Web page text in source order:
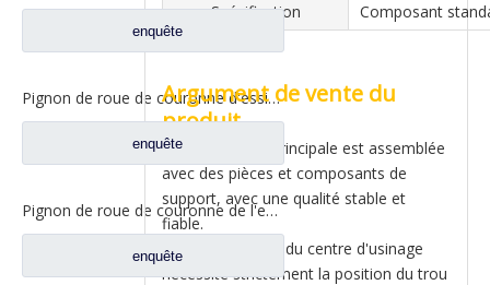
enquête
Pignon de roue de couronne d'essieu arrière 24/35, pour pièces de rechange Iveco Trcuk 42104455/42487941
enquête
Pignon de roue de couronne de l'essieu arrière 21/34, pour pièces de rechange Iveco Trcuk 42103081/42114597
enquête
Spécification
Composant
Argument de vente du
produit
(1) La machine principale est assemblée
avec des pièces et composants de
support, avec une qualité stable et
fiable.
(2) Le traitement du centre d'usinage
nécessite strictement la position du trou